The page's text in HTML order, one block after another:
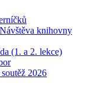
knihovny
(1. a 2. lekce)
2026